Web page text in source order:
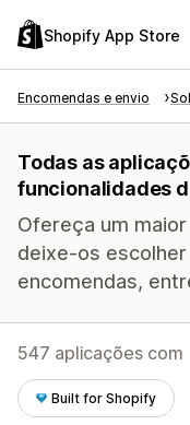
Shopify App Store
Encomendas e envio
Todas as
funcionalidades
Ofereça um
deixe-os
encomendas,
547 aplicações com
Built for Shopify